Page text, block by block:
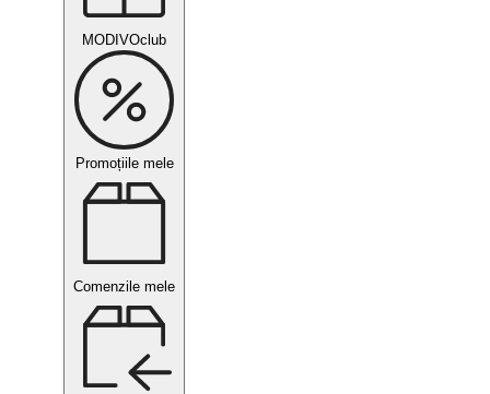
MODIVOclub
Promoțiile mele
Comenzile mele